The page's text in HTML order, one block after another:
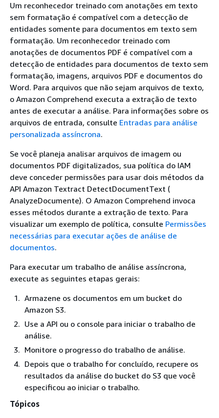
Um reconhecedor treinado com anotações em texto
sem formatação é compatível com a detecção de
entidades somente para documentos em texto sem
formatação. Um reconhecedor treinado com
anotações de documentos PDF é compatível com a
detecção de entidades para documentos de texto sem
formatação, imagens, arquivos PDF e documentos do
Word. Para arquivos que não sejam arquivos de texto,
o Amazon Comprehend executa a extração de texto
antes de executar a análise. Para informações sobre os
arquivos de entrada, consulte Entradas para análise
personalizada assíncrona.
Se você planeja analisar arquivos de imagem ou
documentos PDF digitalizados, sua política do IAM
deve conceder permissões para usar dois métodos da
API Amazon Textract DetectDocumentText (
AnalyzeDocumente). O Amazon Comprehend invoca
esses métodos durante a extração de texto. Para
visualizar um exemplo de política, consulte Permissões
necessárias para executar ações de análise de
documentos.
Para executar um trabalho de análise assíncrona,
execute as seguintes etapas gerais:
Armazene os documentos em um bucket do
Amazon S3.
Use a API ou o console para iniciar o trabalho de
análise.
Monitore o progresso do trabalho de análise.
Depois que o trabalho for concluído, recupere os
resultados da análise do bucket do S3 que você
especificou ao iniciar o trabalho.
Tópicos